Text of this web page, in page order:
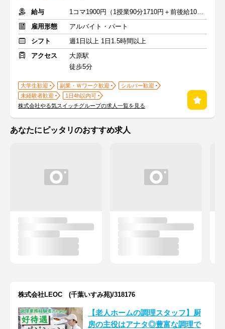
給与
1コマ1900円（1授業90分1710円＋前後給10分190円）
雇用形態
アルバイト・パート
シフト
週1日以上 1日1.5時間以上
アクセス
大原駅
徒歩5分
大学生歓迎 副業・Ｗワーク歓迎
シルバー歓迎
未経験者歓迎
1日4h以内可
株式会社やる気スイッチグループの求人一覧を見る
あなたにピッタリのおすすめ求人
株式会社LEOC (千葉いすみ苑)/318176
【老人ホームの調理スタッフ】厨
房の主役はアナタ◎豊富な調理で